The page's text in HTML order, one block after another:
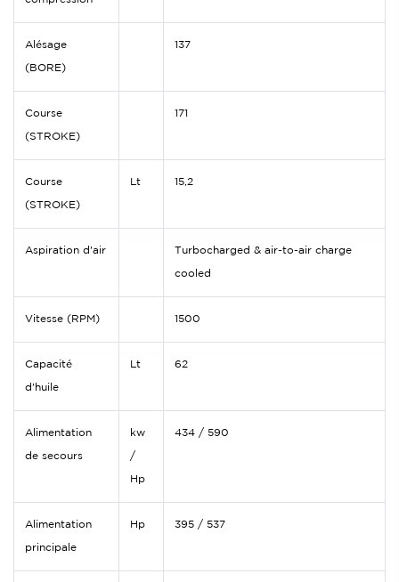
Alésage
(BORE)
137
Course
(STROKE)
171
Course
(STROKE)
Lt 15,2
Aspiration d'air Turbocharged & air-to-air charge
cooled
Vitesse (RPM) 1500
Capacité
d'huile
Lt 62
Alimentation
de secours
kw
/
Hp
434 / 590
Alimentation
principale
Hp 395 / 537